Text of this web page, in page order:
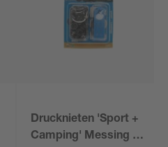
Drucknieten 'Sport +
Camping' Messing Ø